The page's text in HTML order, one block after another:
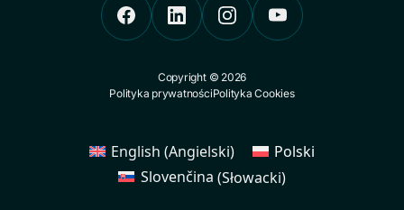
Copyright © 2026
Polityka prywatnościPolityka Cookies
English (Angielski)
Polski
Slovenčina (Słowacki)